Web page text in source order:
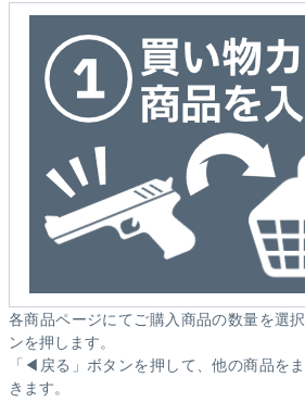
各商品ページにてご購入商品の数量を選
ンを押します。
「◀戻る」ボタンを押して、他の商品を
きます。